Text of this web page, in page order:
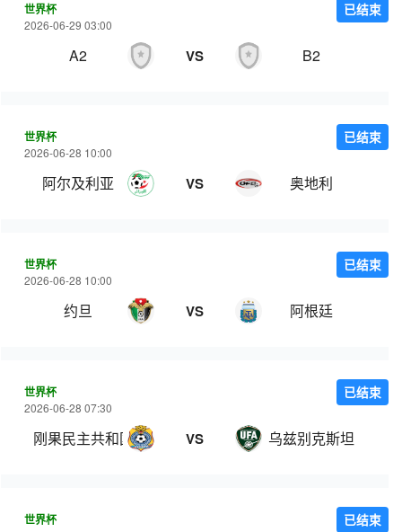
世界杯
2026-06-29 03:00
A2 VS B2
已结束
世界杯
2026-06-28 10:00
阿尔及利亚 VS 奥地利
已结束
世界杯
2026-06-28 10:00
约旦 VS 阿根廷
已结束
世界杯
2026-06-28 07:30
刚果民主共和国 VS 乌兹别克斯坦
已结束
世界杯 已结束